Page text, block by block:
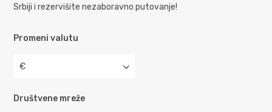
Srbiji i rezervišite nezaboravno putovanje!
Promeni valutu
€
Društvene mreže